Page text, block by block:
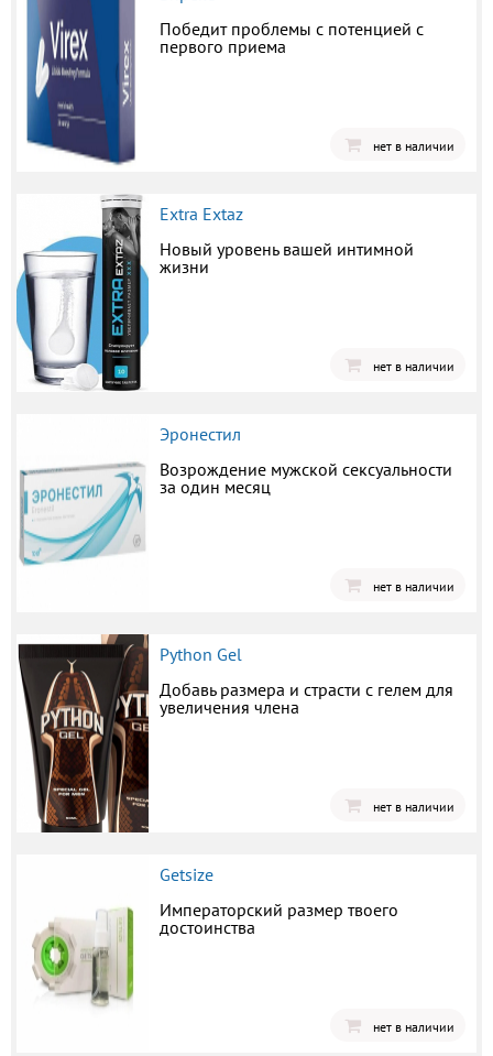
Победит проблемы с потенцией с
первого приема
нет в наличии
Extra Extaz
Новый уровень вашей интимной
жизни
нет в наличии
Эронестил
Возрождение мужской сексуальности
за один месяц
нет в наличии
Python Gel
Добавь размера и страсти с гелем для
увеличения члена
нет в наличии
Getsize
Императорский размер твоего
достоинства
нет в наличии